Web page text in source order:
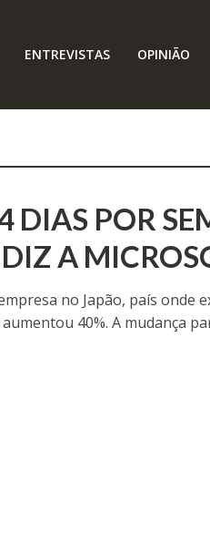
ENTREVISTAS OPINIÃO
DIAS POR
A
no Japão, país onde
40%. A mudança